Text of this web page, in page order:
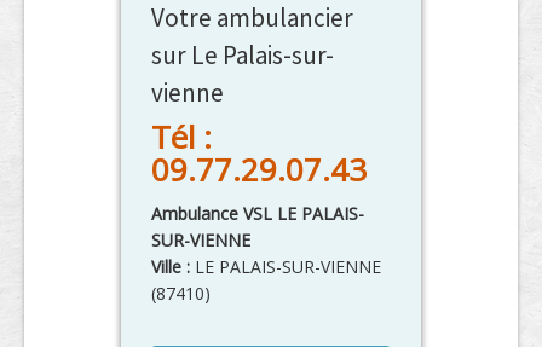
Votre ambulancier
sur Le Palais-sur-
vienne
Tél :
09.77.29.07.43
Ambulance VSL LE PALAIS-
SUR-VIENNE
Ville : LE PALAIS-SUR-VIENNE
(87410)